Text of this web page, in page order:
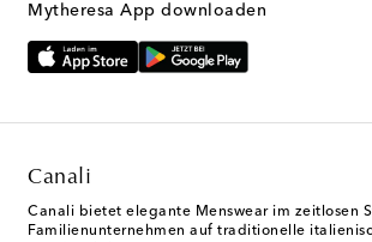
Mytheresa App downloaden
Canali
Canali bietet elegante Menswear im zeitlosen
Familienunternehmen auf traditionelle